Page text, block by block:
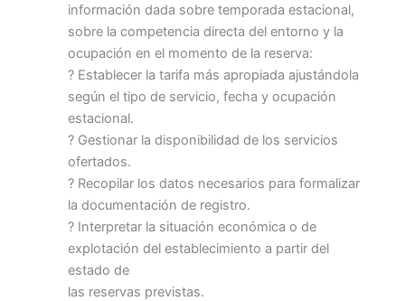
información dada sobre temporada estacional,
sobre la competencia directa del entorno y la
ocupación en el momento de la reserva:
? Establecer la tarifa más apropiada ajustándola
según el tipo de servicio, fecha y ocupación
estacional.
? Gestionar la disponibilidad de los servicios
ofertados.
? Recopilar los datos necesarios para formalizar
la documentación de registro.
? Interpretar la situación económica o de
explotación del establecimiento a partir del
estado de
las reservas previstas.